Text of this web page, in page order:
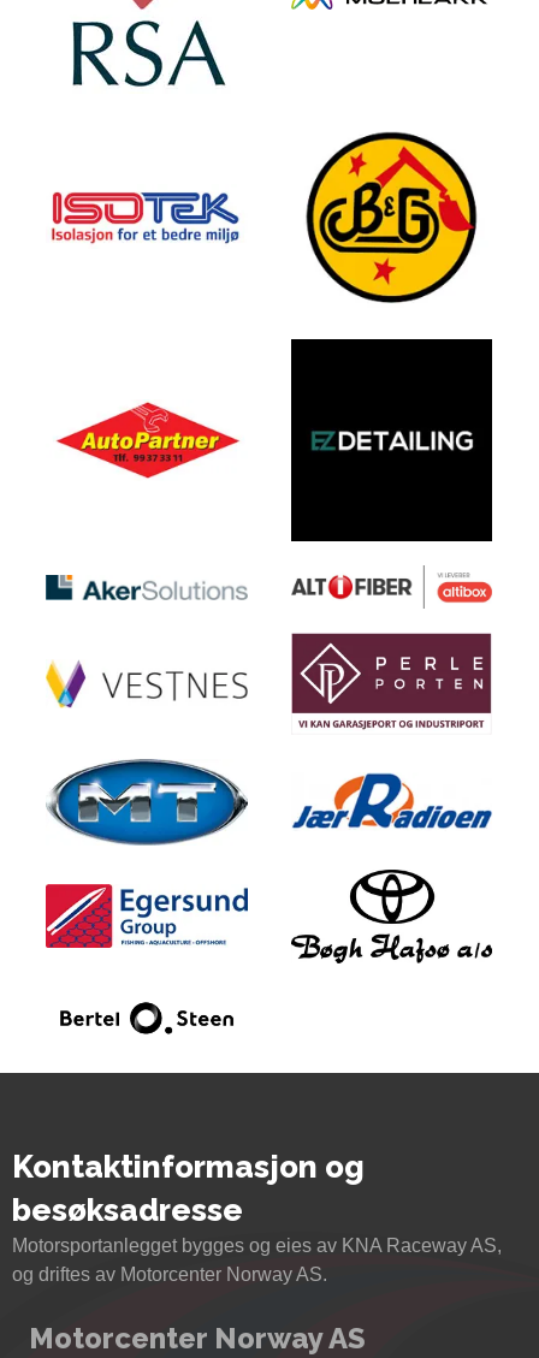
Kontaktinformasjon og
besøksadresse
Motorsportanlegget bygges og eies av KNA Raceway AS,
og driftes av Motorcenter Norway AS.
Motorcenter Norway AS